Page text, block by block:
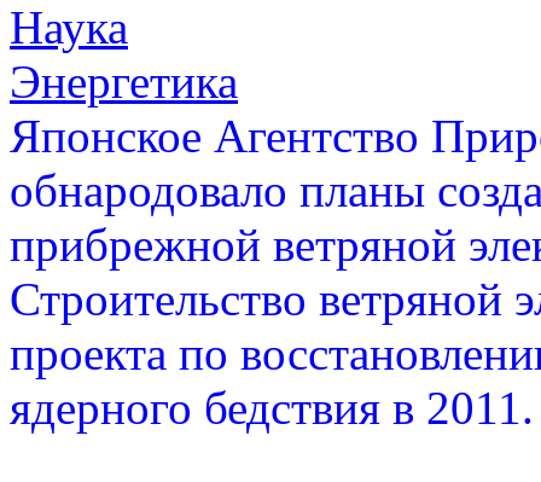
Наука
Энергетика
Японское Агентство
обнародовало планы
прибрежной ветряной
Строительство ветряной
проекта по
ядерного бедствия в 2011.